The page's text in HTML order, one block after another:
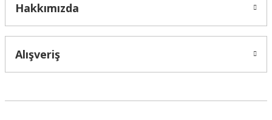
Hakkımızda
Alışveriş